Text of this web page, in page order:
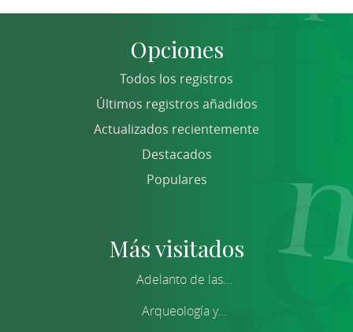
Opciones
Todos los registros
Últimos registros añadidos
Actualizados recientemente
Destacados
Populares
Más visitados
Adelanto de las...
Arqueología y...